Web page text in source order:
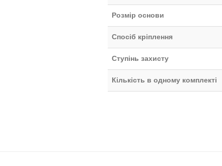
Розмір основи
Спосіб кріплення
Ступінь захисту
Кількість в одному комплекті